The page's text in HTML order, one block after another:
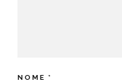
NOME *